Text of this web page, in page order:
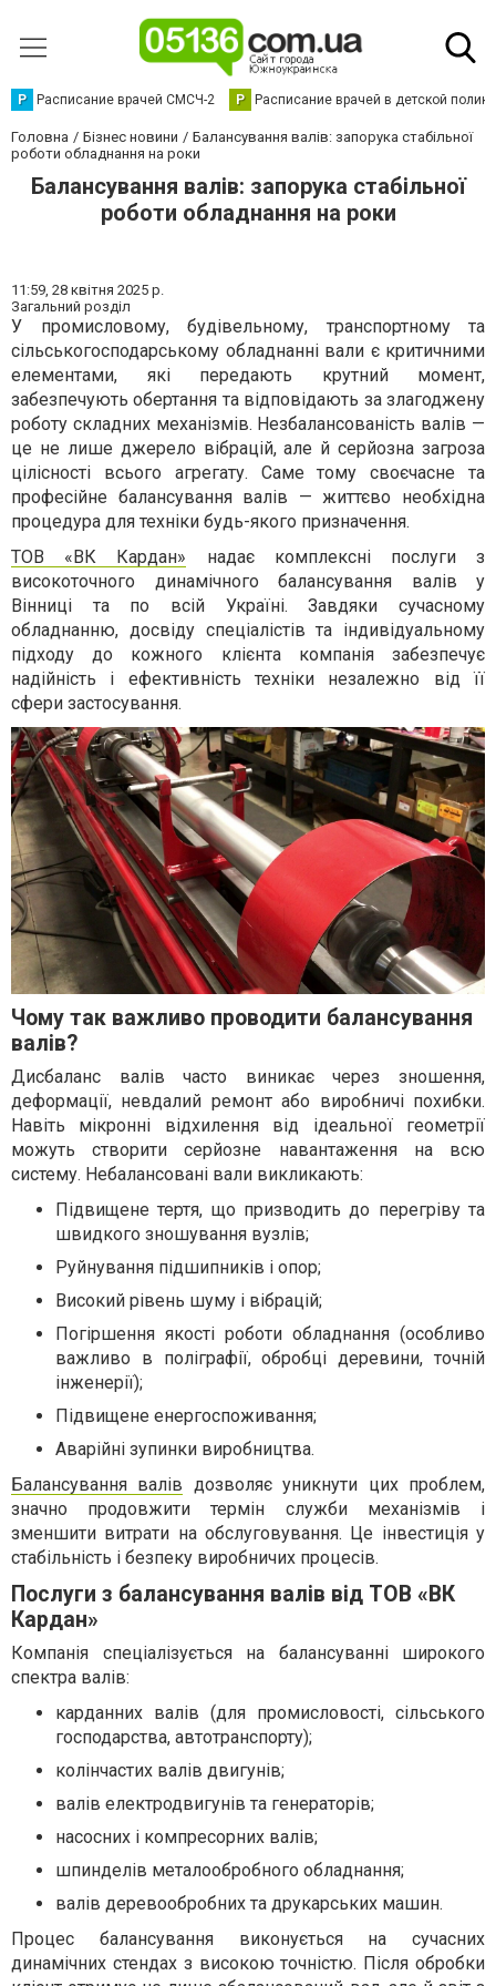
Р Расписание врачей СМСЧ-2 Р Расписание врачей в детской
Головна Бізнес новини
Балансування валів: запорука стабільної
роботи обладнання на роки
Балансування валів: запорука стабільної
роботи обладнання на роки
11:59, 28 квітня 2025 р.
Загальний розділ
У промисловому, будівельному, транспортному та
сільськогосподарському обладнанні вали є критичними
елементами, які передають крутний момент,
забезпечують обертання та відповідають за злагоджену
роботу складних механізмів. Незбалансованість валів —
це не лише джерело вібрацій, але й серйозна загроза
цілісності всього агрегату. Саме тому своєчасне та
професійне балансування валів — життєво необхідна
процедура для техніки будь-якого призначення.
ТОВ «ВК Кардан» надає комплексні послуги з
високоточного динамічного балансування валів у
Вінниці та по всій Україні. Завдяки сучасному
обладнанню, досвіду спеціалістів та індивідуальному
підходу до кожного клієнта компанія забезпечує
надійність і ефективність техніки незалежно від її
сфери застосування.
Чому так важливо проводити балансування
валів?
Дисбаланс валів часто виникає через зношення,
деформації, невдалий ремонт або виробничі похибки.
Навіть мікронні відхилення від ідеальної геометрії
можуть створити серйозне навантаження на всю
систему. Небалансовані вали викликають:
Підвищене тертя, що призводить до перегріву та
швидкого зношування вузлів;
Руйнування підшипників і опор;
Високий рівень шуму і вібрацій;
Погіршення якості роботи обладнання (особливо
важливо в поліграфії, обробці деревини, точній
інженерії);
Підвищене енергоспоживання;
Аварійні зупинки виробництва.
Балансування валів дозволяє уникнути цих проблем,
значно продовжити термін служби механізмів і
зменшити витрати на обслуговування. Це інвестиція у
стабільність і безпеку виробничих процесів.
Послуги з балансування валів від ТОВ «ВК
Кардан»
Компанія спеціалізується на балансуванні широкого
спектра валів:
карданних валів (для промисловості, сільського
господарства, автотранспорту);
колінчастих валів двигунів;
валів електродвигунів та генераторів;
насосних і компресорних валів;
шпинделів металообробного обладнання;
валів деревообробних та друкарських машин.
Процес балансування виконується на сучасних
динамічних стендах з високою точністю. Після обробки